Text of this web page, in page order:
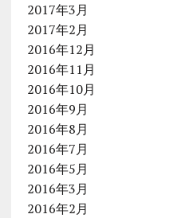
2017年3月
2017年2月
2016年12月
2016年11月
2016年10月
2016年9月
2016年8月
2016年7月
2016年5月
2016年3月
2016年2月